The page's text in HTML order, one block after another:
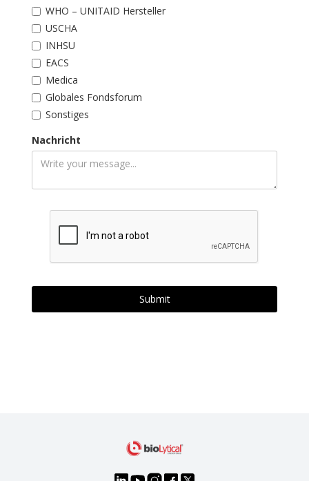
WHO – UNITAID Hersteller
USCHA
INHSU
EACS
Medica
Globales Fondsforum
Sonstiges
Nachricht